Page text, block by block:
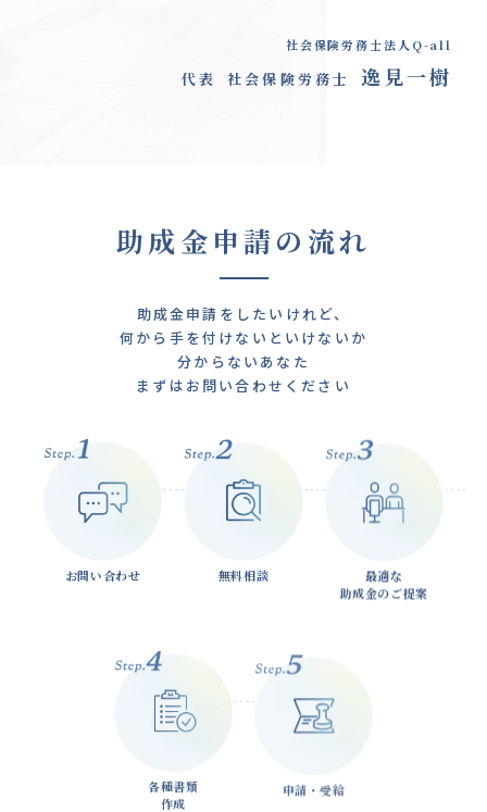
社会保険労務士法人Q-all
代表 社会保険労務士 逸見一樹
助成金申請の流れ
助成金申請をしたいけれど、
何から手を付けないといけないか
分からないあなた
まずはお問い合わせください
お問い合わせ 無料相談
最適な
助成金のご提案
各種書類
作成
申請・受給